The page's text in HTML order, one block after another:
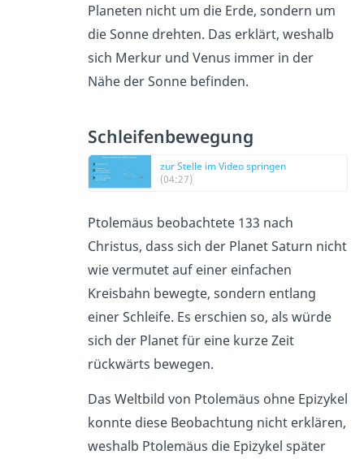
Planeten nicht um die Erde, sondern um
die Sonne drehten. Das erklärt, weshalb
sich Merkur und Venus immer in der
Nähe der Sonne befinden.
Schleifenbewegung
zur Stelle im Video springen
(04:27)
Ptolemäus beobachtete 133 nach
Christus, dass sich der Planet Saturn nicht
wie vermutet auf einer einfachen
Kreisbahn bewegte, sondern entlang
einer Schleife. Es erschien so, als würde
sich der Planet für eine kurze Zeit
rückwärts bewegen.
Das Weltbild von Ptolemäus ohne Epizykel
konnte diese Beobachtung nicht erklären,
weshalb Ptolemäus die Epizykel später